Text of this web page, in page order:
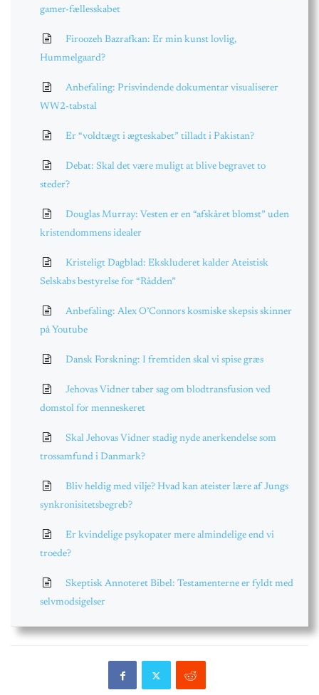
gamer-fællesskabet
Firoozeh Bazrafkan: Er min kunst lovlig,
Hummelgaard?
Anbefaling: Prisvindende dokumentar visualiserer
WW2-tabstal
Er “voldtægt i ægteskabet” tilladt i Pakistan?
Debat: Skal det være muligt at blive begravet to
steder?
Douglas Murray: Vesten er en “afskåret blomst” uden
kristendommens idealer
Kristeligt Dagblad: Ekskluderet kalder Ateistisk
Selskabs bestyrelse for “Rådden”
Anbefaling: Alex O’Connors kosmiske skepsis skinner
på Youtube
Dansk Forskning: I fremtiden skal vi spise græs
Jehovas Vidner taber sag om blodtransfusion ved
domstol for menneskeret
Skal Jehovas Vidner stadig nyde anerkendelse som
trossamfund i Danmark?
Bliv heldig med vilje? Hvad kan ateister lære af Jungs
synkronisitetsbegreb?
Er kvindelige psykopater mere almindelige end vi
troede?
Skeptisk Annoteret Bibel: Testamenterne er fyldt med
selvmodsigelser